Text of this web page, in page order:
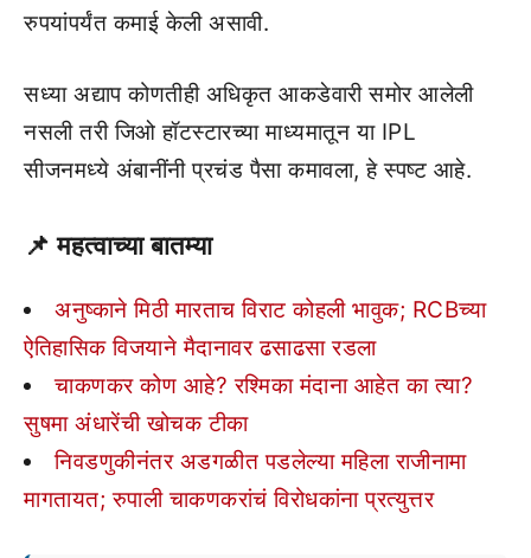
रुपयांपर्यंत कमाई केली असावी.
सध्या अद्याप कोणतीही अधिकृत आकडेवारी समोर आलेली
नसली तरी जिओ हॉटस्टारच्या माध्यमातून या IPL
सीजनमध्ये अंबानींनी प्रचंड पैसा कमावला, हे स्पष्ट आहे.
📌 महत्वाच्या बातम्या
अनुष्काने मिठी मारताच विराट कोहली भावुक; RCBच्या
ऐतिहासिक विजयाने मैदानावर ढसाढसा रडला
चाकणकर कोण आहे? रश्मिका मंदाना आहेत का त्या?
सुषमा अंधारेंची खोचक टीका
निवडणुकीनंतर अडगळीत पडलेल्या महिला राजीनामा
मागतायत; रुपाली चाकणकरांचं विरोधकांना प्रत्युत्तर